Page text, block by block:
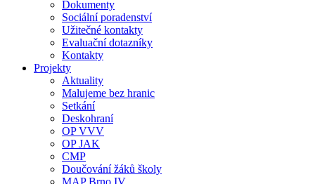
Dokumenty
Sociální poradenství
Užitečné kontakty
Evaluační dotazníky
Kontakty
Projekty
Aktuality
Malujeme bez hranic
Setkání
Deskohraní
OP VVV
OP JAK
CMP
Doučování žáků školy
MAP Brno IV